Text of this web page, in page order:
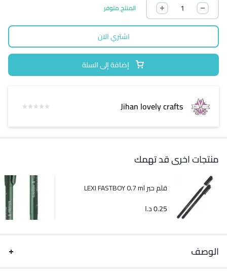
المنتج متوفر
إضافة إلى السلة
اشتري الان
Jihan lovely crafts
منتجات اخرى قد تهمك
قلم حبر LEXI FASTBOY 0.7 ml
0.25د.ا
الوصف